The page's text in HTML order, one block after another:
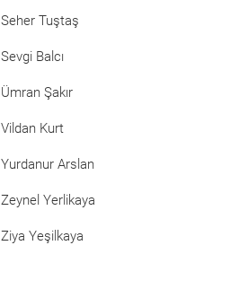
Seher Tuştaş
Sevgi Balcı
Ümran Şakır
Vildan Kurt
Yurdanur Arslan
Zeynel Yerlikaya
Ziya Yeşilkaya